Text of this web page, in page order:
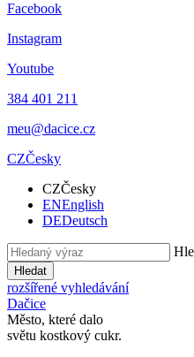
Facebook
Instagram
Youtube
384 401 211
meu@dacice.cz
CZČesky
CZČesky
ENEnglish
DEDeutsch
Hledat
rozšířené vyhledávání
Dačice
Město, které dalo
světu kostkový cukr.